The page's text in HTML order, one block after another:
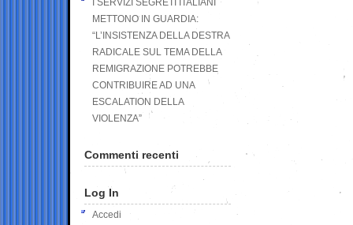
I SERVIZI SEGRETI ITALIANI
METTONO IN GUARDIA:
“L’INSISTENZA DELLA DESTRA
RADICALE SUL TEMA DELLA
REMIGRAZIONE POTREBBE
CONTRIBUIRE AD UNA
ESCALATION DELLA
VIOLENZA”
Commenti recenti
Log In
Accedi